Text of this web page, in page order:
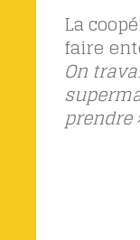
La
faire
On
prendre